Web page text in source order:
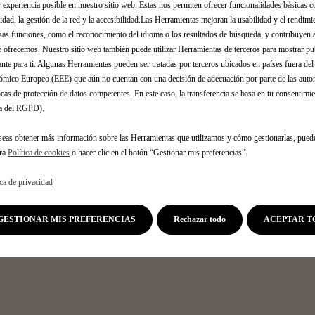
I
V
A
u
n
a
d
t
e
d
t
experiencia posible en nuestro sitio web. Estas nos permiten ofrecer funcionalidades básicas
la gestión de la red y la accesibilidad.Las Herramientas mejoran la usabilidad y el
funciones, como el reconocimiento del idioma o los resultados de búsqueda, y contribuyen
ofrecemos. Nuestro sitio web también puede utilizar Herramientas de terceros para mostrar
para ti. Algunas Herramientas pueden ser tratadas por terceros ubicados en países fuera
Europeo (EEE) que aún no cuentan con una decisión de adecuación por parte de las
de protección de datos competentes. En este caso, la transferencia se basa en tu
del RGPD).
obtener más información sobre las Herramientas que utilizamos y cómo gestionarlas,
Política de cookies o hacer clic en el botón “Gestionar mis preferencias”.
de privacidad
GESTIONAR MIS PREFERENCIAS ACEPTAR
Rechazar todo